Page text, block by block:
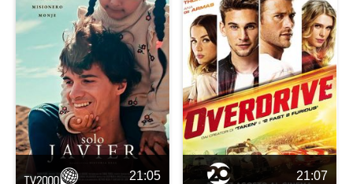
21:05 21:07